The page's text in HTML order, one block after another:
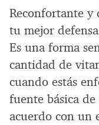
Reconfortante y
tu mejor
Es una forma
cantidad de
cuando estás
fuente básica
acuerdo con un